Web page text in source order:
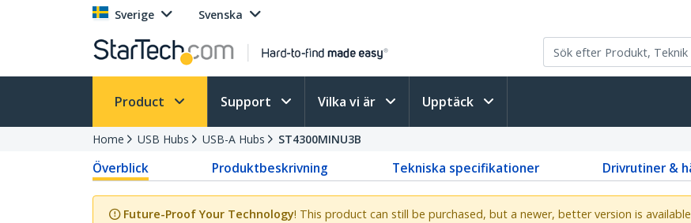
Sverige Svenska
Product Support Vilka vi är Upptäck
Home USB Hubs USB-A Hubs ST4300MINU3B
Överblick Produktbeskrivning Tekniska specifikationer Drivrutiner &
Future-Proof Your Technology! This product can still be purchased, but a newer, better version is